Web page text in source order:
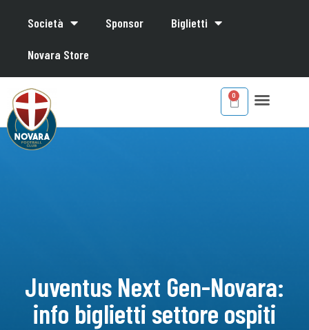
Società Sponsor Biglietti
Novara Store
Juventus Next Gen-Novara:
info biglietti settore ospiti